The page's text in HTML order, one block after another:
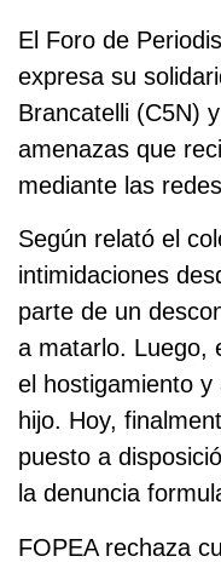
El Foro de
expresa su
Brancatelli (C5N)
amenazas que
mediante las
Según relató el
intimidaciones
parte de un
a matarlo. Luego,
el hostigamiento
hijo. Hoy,
puesto a
la denuncia
FOPEA rechaza